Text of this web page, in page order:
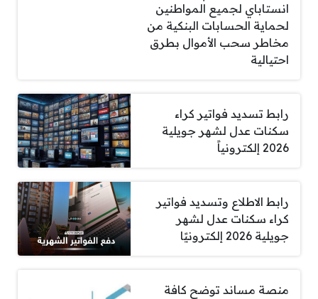
انستاباي لجميع المواطنين
لحماية الحسابات البنكية من
مخاطر سحب الأموال بطرق
احتيالية
رابط تسديد فواتير كراء
سكنات عدل لشهر جويلية
2026 إلكترونياً
رابط الاطلاع وتسديد فواتير
كراء سكنات عدل لشهر
جويلية 2026 إلكترونيًا
منصة مساند توضح كافة